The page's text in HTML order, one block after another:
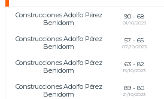
Construcciones Adolfo Pérez
Benidorm
90 - 68
01/10/2023
Construcciones Adolfo Pérez
Benidorm
57 - 65
07/10/2023
Construcciones Adolfo Pérez
Benidorm
63- 82
15/10/2023
Construcciones Adolfo Pérez
Benidorm
89 - 80
21/10/2023